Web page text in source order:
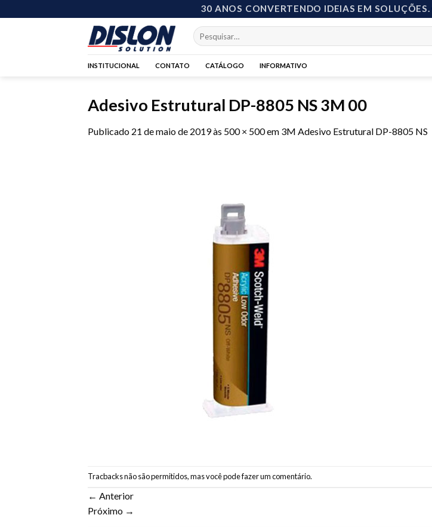
to
30 ANOS CONVERTENDO IDEIAS EM
Pesquisar
por:
INSTITUCIONAL CONTATO CATÁLOGO INFORMATIVO
Adesivo Estrutural DP-8805 NS 3M 00
Publicado 21 de maio de 2019às 500 × 500em 3M Adesivo Estrutural DP-8805 NS
Tracbacks não são permitidos, mas você podefazer um comentário.
← Anterior
Próximo →